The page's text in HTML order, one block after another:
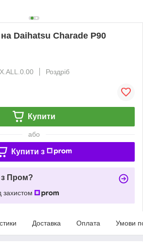
Daihatsu Charade P90
Роздріб
Купити
або
Купити з
з Пром?
захистом
Доставка Оплата Умови